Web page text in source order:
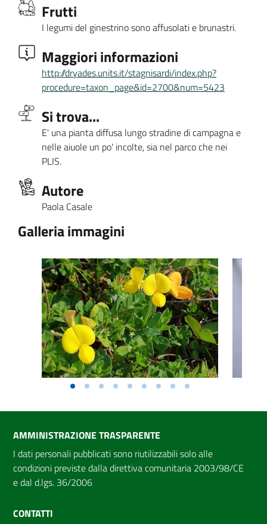
Frutti
I legumi del ginestrino sono affusolati e brunastri.
Maggiori informazioni
http://dryades.units.it/stagnisardi/index.php?
procedure=taxon_page&id=2700&num=5423
Si trova...
E' una pianta diffusa lungo stradine di campagna e
nelle aiuole un po' incolte, sia nel parco che nei
PLIS.
Autore
Paola Casale
Galleria immagini
AMMINISTRAZIONE TRASPARENTE
I dati personali pubblicati sono riutilizzabili solo alle
condizioni previste dalla direttiva comunitaria 2003/98/CE
e dal d.lgs. 36/2006
CONTATTI